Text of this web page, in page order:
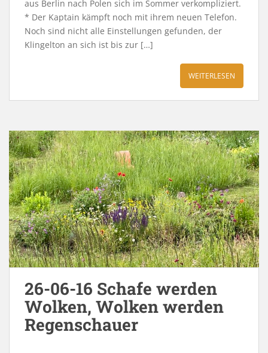
aus Berlin nach Polen sich im Sommer verkompliziert.
* Der Kaptain kämpft noch mit ihrem neuen Telefon.
Noch sind nicht alle Einstellungen gefunden, der
Klingelton an sich ist bis zur […]
WEITERLESEN
26-06-16 Schafe werden
Wolken, Wolken werden
Regenschauer